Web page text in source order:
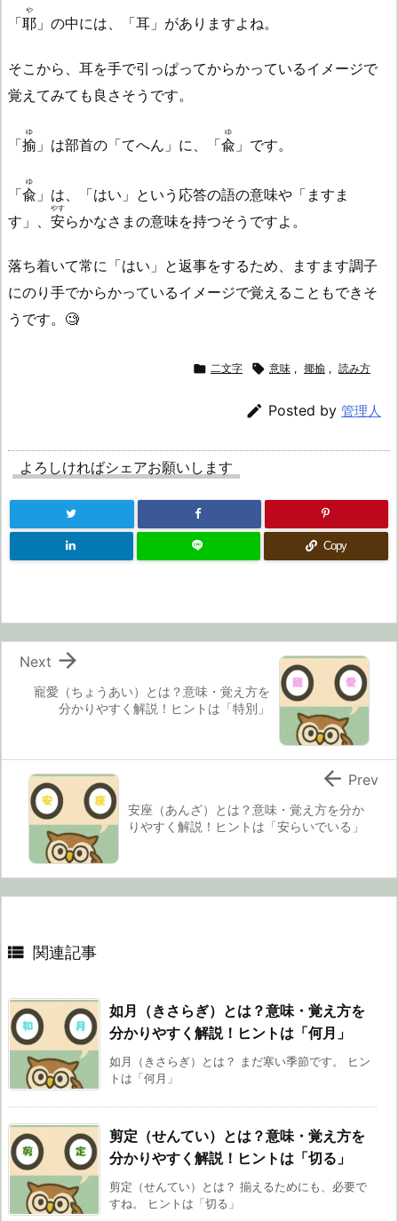
「耶
や
」の中には、「耳」がありますよね。
そこから、耳を手で引っぱってからかっているイメージで
覚えてみても良さそうです。
「揄
ゆ
」は部首の「てへん」に、「兪
ゆ
」です。
「兪
ゆ
」は、「はい」という応答の語の意味や「ますま
す」、 安
やす
らかなさまの意味を持つそうですよ。
落ち着いて常に「はい」と返事をするため、ますます調子
にのり手でからかっているイメージで覚えることもできそ
うです。🧐
 二文字  意味 , 揶揄 , 読み方
 Posted by 管理人
よろしければシェアお願いします
Copy
寵愛（ちょうあい）とは？意味・覚え方を
分かりやすく解説！ヒントは「特別」

Next
安座（あんざ）とは？意味・覚え方を分か
りやすく解説！ヒントは「安らいでいる」
 Prev
 関連記事
如月（きさらぎ）とは？意味・覚え方を
分かりやすく解説！ヒントは「何月」
如月（きさらぎ）とは？ まだ寒い季節です。 ヒン
トは「何月」
剪定（せんてい）とは？意味・覚え方を
分かりやすく解説！ヒントは「切る」
剪定（せんてい）とは？ 揃えるためにも、必要で
すね。 ヒントは「切る」